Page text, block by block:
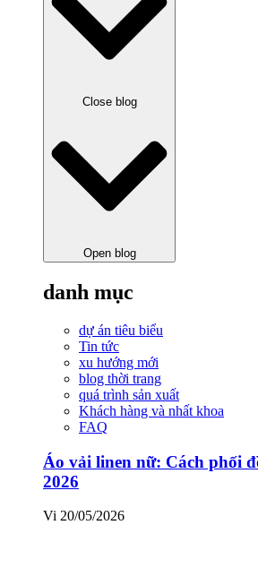
Close blog
Open blog
danh mục
dự án tiêu biểu
Tin tức
xu hướng mới
blog thời trang
quá trình sản xuất
Khách hàng và nhất khoa
FAQ
Áo vải linen nữ: Cách phối
2026
Vi 20/05/2026